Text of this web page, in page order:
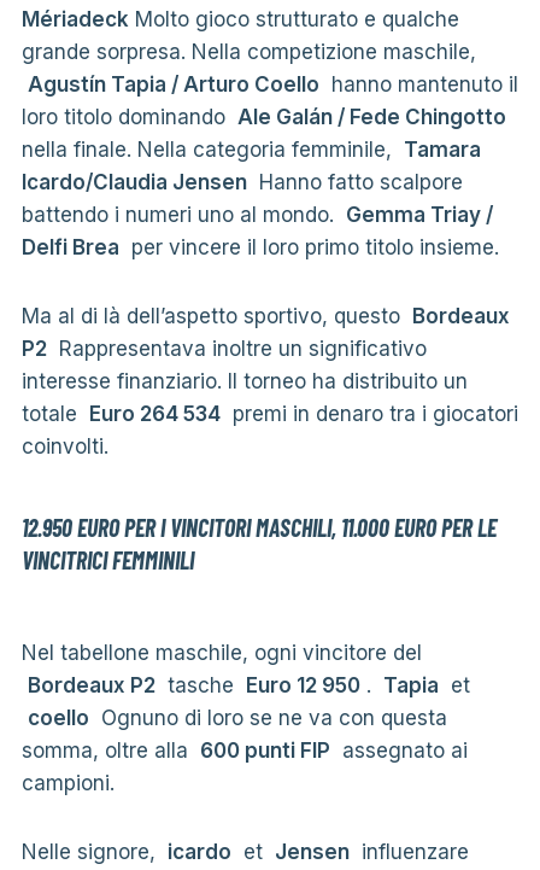
Mériadeck Molto gioco strutturato e qualche
grande sorpresa. Nella competizione maschile,
Agustín Tapia / Arturo Coello hanno mantenuto il
loro titolo dominando Ale Galán / Fede Chingotto
nella finale. Nella categoria femminile, Tamara
Icardo/Claudia JensenHanno fatto scalpore
battendo i numeri uno al mondo. Gemma Triay /
Delfi Brea per vincere il loro primo titolo insieme.
Ma al di là dell’aspetto sportivo, questo Bordeaux
P2Rappresentava inoltre un significativo
interesse finanziario. Il torneo ha distribuito un
totale Euro 264 534premi in denaro tra i giocatori
coinvolti.
12.950 EURO PER I VINCITORI MASCHILI, 11.000 EURO PER LE
VINCITRICI FEMMINILI
Nel tabellone maschile, ogni vincitore del
Bordeaux P2tasche Euro 12 950. Tapia et
coello Ognuno di loro se ne va con questa
somma, oltre alla 600 punti FIP assegnato ai
campioni.
Nelle signore, icardo et Jenseninfluenzare